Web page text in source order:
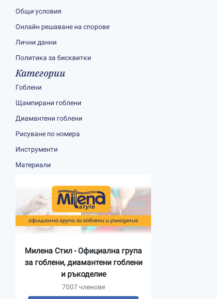
Общи условия
Онлайн решаване на спорове
Лични данни
Политика за бисквитки
Категории
Гоблени
Щампирани гоблени
Диамантени гоблени
Рисуване по номера
Инструменти
Материали
Милена Стил - Официална група
за гоблени, диамантени гоблени
и ръкоделие
7007 членове